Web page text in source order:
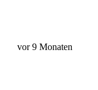
vor 9 Monaten